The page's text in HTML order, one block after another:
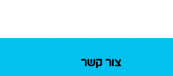
צור קשר